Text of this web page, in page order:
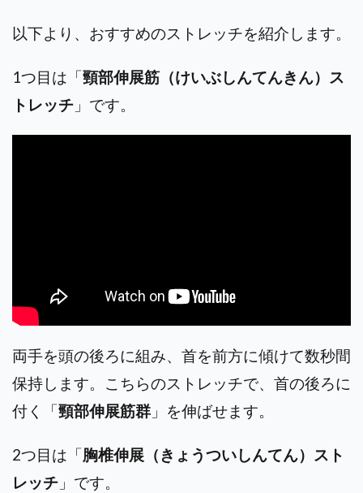
以下より、おすすめのストレッチを紹介します。
1つ目は「頸部伸展筋（けいぶしんてんきん）ス
トレッチ 」です。
両手を頭の後ろに組み、首を前方に傾けて数秒間
保持します。こちらのストレッチで、首の後ろに
付く「頸部伸展筋群 」を伸ばせます。
2つ目は「胸椎伸展（きょうついしんてん）スト
レッチ 」です。